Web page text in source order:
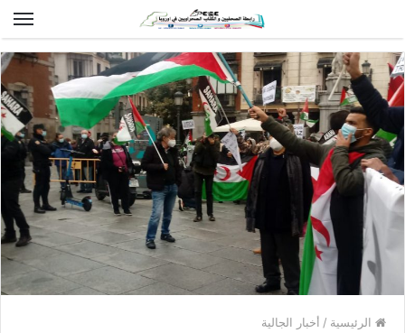
الرئيسية / أخبار الجالية